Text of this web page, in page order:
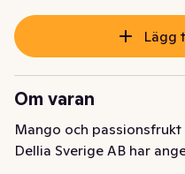
Lägg
Om varan
Mango och passionsfrukt
Dellia Sverige AB har